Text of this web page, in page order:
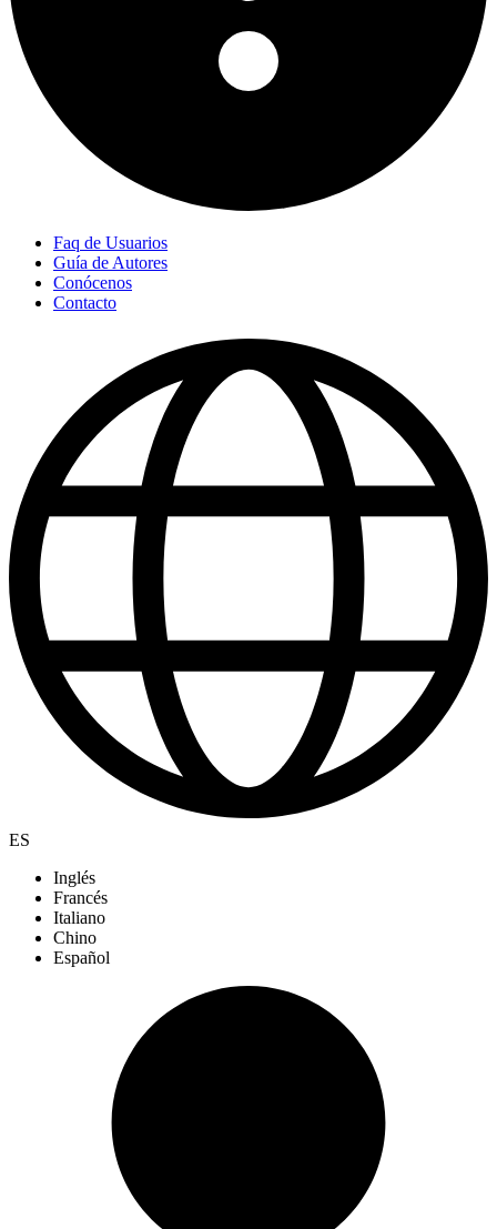
Faq de Usuarios
Guía de Autores
Conócenos
Contacto
ES
Inglés
Francés
Italiano
Chino
Español